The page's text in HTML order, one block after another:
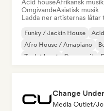
Acid houseAfrikansk musik
OmgivandeAsiatisk musik
Ladda ner artisternas
Funky / Jackin House
Afro House / Amapiano
Ta det lugnt
Dansmusik
Change
Media Outlet/